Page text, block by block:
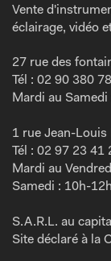
Vente
éclairage, vidéo
27 rue des
Tél : 02 90 380
Mardi au
1 rue Jean-Louis
Tél : 02 97 23 41
Mardi au
Samedi : 10h-
S.A.R.L. au
Site déclaré à la